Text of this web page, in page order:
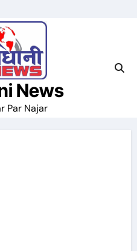
News
Par Najar